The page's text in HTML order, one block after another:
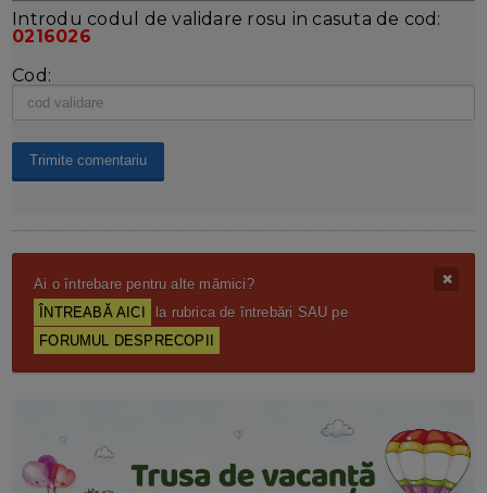
Introdu codul de validare rosu in casuta de cod:
0216026
Cod:
Ai o întrebare pentru alte mămici?
ÎNTREABĂ AICI
la rubrica de întrebări SAU pe
FORUMUL DESPRECOPII